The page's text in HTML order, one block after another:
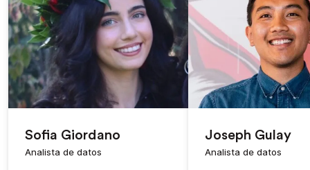
Sofia Giordano
Analista de datos
Joseph Gulay
Analista de datos